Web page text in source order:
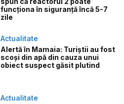
funcționa în siguranță încă 5-7
zile
Actualitate
Alertă în Mamaia: Turiștii au fost
scoși din apă din cauza unui
obiect suspect găsit plutind
Actualitate